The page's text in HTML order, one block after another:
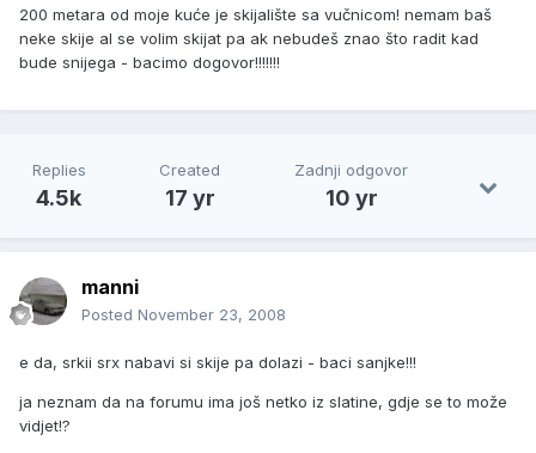
200 metara od moje kuće je skijalište sa vučnicom! nemam baš
neke skije al se volim skijat pa ak nebudeš znao što radit kad
bude snijega - bacimo dogovor!!!!!!!
Replies
4.5k
Created
17 yr
Zadnji odgovor
10 yr
manni
Posted November 23, 2008
e da, srkii srx nabavi si skije pa dolazi - baci sanjke!!!
ja neznam da na forumu ima još netko iz slatine, gdje se to može
vidjet!?